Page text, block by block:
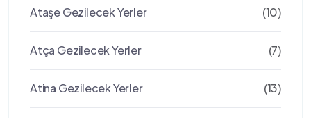
Ataşe Gezilecek Yerler (10)
Atça Gezilecek Yerler (7)
Atina Gezilecek Yerler (13)